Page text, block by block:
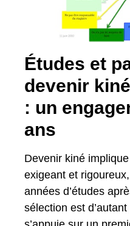
Études et
devenir
: un
ans
Devenir kiné
exigeant et
années d’études
sélection est